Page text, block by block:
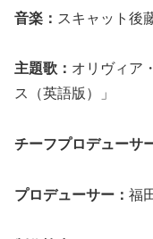
音楽： スキャット後
主題歌： オリヴィア
ス（英語版）」
チーフプロデューサ
プロデューサー： 福